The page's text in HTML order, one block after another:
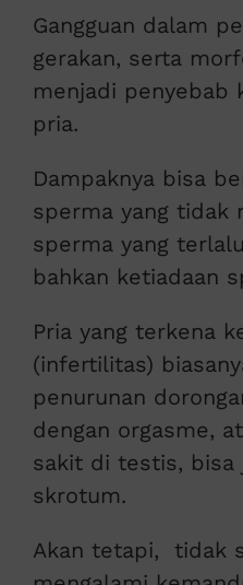
Gangguan dalam
gerakan, serta
menjadi penyebab
pria.
Dampaknya bisa
sperma yang tidak
sperma yang
bahkan ketiadaan
Pria yang terkena
(infertilitas)
penurunan
dengan orgasme,
sakit di testis, bisa
skrotum.
Akan tetapi, tidak